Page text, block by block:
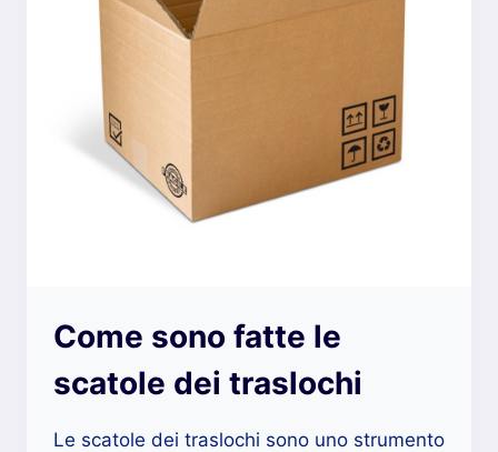
Come sono fatte le
scatole dei traslochi
Le scatole dei traslochi sono uno strumento